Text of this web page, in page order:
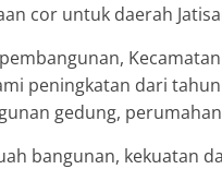
cor untuk daerah
peningkatan dari
gedung,
bangunan, kekuatan